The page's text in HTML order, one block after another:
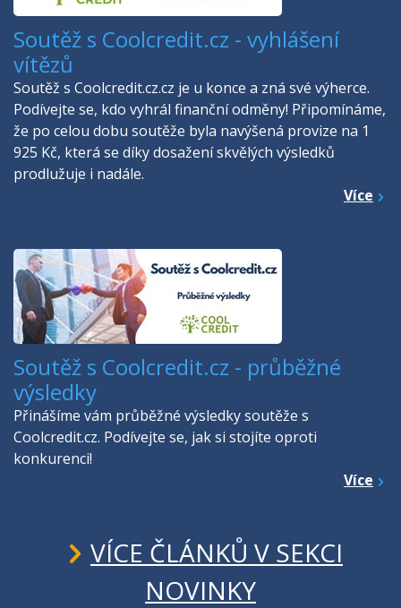
Soutěž s Coolcredit.cz - vyhlášení
vítězů
Soutěž s Coolcredit.cz.cz je u konce a zná své výherce.
Podívejte se, kdo vyhrál finanční odměny! Připomínáme,
že po celou dobu soutěže byla navýšená provize na 1
925 Kč, která se díky dosažení skvělých výsledků
prodlužuje i nadále.
Více
Soutěž s Coolcredit.cz - průběžné
výsledky
Přinášíme vám průběžné výsledky soutěže s
Coolcredit.cz. Podívejte se, jak si stojíte oproti
konkurenci!
Více
VÍCE ČLÁNKŮ V SEKCI
NOVINKY